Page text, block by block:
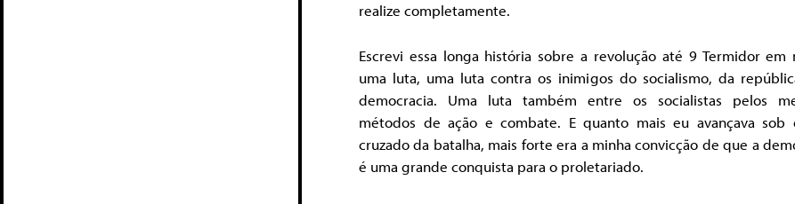
realize completamente.
Escrevi essa longa história sobre a revolução até 9 Termidor em
uma luta, uma luta contra os inimigos do socialismo, da
democracia. Uma luta também entre os socialistas pelos
métodos de ação e combate. E quanto mais eu avançava sob
cruzado da batalha, mais forte era a minha convicção de que a
é uma grande conquista para o proletariado.